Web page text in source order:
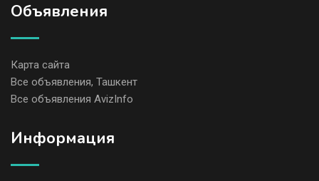
Объявления
Карта сайта
Все объявления, Ташкент
Все объявления AvizInfo
Информация